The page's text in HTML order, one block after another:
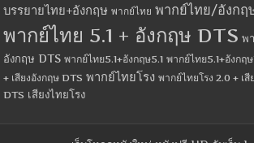
บรรยายไทย+อังกฤษ พากย์ไทย พากย์ไทย/อังกฤ
พากย์ไทย 5.1 + อังกฤษ DTS พ
อังกฤษ DTS พากย์ไทย5.1+อังกฤษ5.1 พากย์ไทย5.1+อังกฤ
+ เสียงอังกฤษ DTS พากย์ไทยโรง พากย์ไทยโรง 2.0 + เสี
DTS เสียงไทยโรง